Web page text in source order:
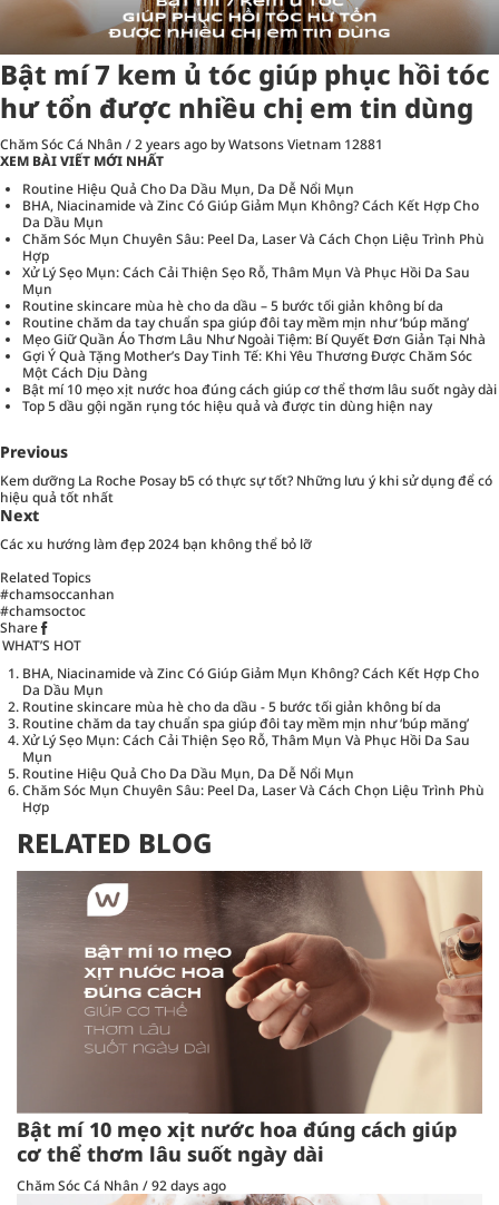
Bật mí 7 kem ủ tóc giúp phục hồi tóc
hư tổn được nhiều chị em tin dùng
Chăm Sóc Cá Nhân /2 years ago by Watsons Vietnam 12881
XEM BÀI VIẾT MỚI NHẤT
Routine Hiệu Quả Cho Da Dầu Mụn, Da Dễ Nổi Mụn
BHA, Niacinamide và Zinc Có Giúp Giảm Mụn Không? Cách Kết Hợp Cho
Da Dầu Mụn
Chăm Sóc Mụn Chuyên Sâu: Peel Da, Laser Và Cách Chọn Liệu Trình Phù
Hợp
Xử Lý Sẹo Mụn: Cách Cải Thiện Sẹo Rỗ, Thâm Mụn Và Phục Hồi Da Sau
Mụn
Routine skincare mùa hè cho da dầu – 5 bước tối giản không bí da
Routine chăm da tay chuẩn spa giúp đôi tay mềm mịn như ‘búp măng’
Mẹo Giữ Quần Áo Thơm Lâu Như Ngoài Tiệm: Bí Quyết Đơn Giản Tại Nhà
Gợi Ý Quà Tặng Mother’s Day Tinh Tế: Khi Yêu Thương Được Chăm Sóc
Một Cách Dịu Dàng
Bật mí 10 mẹo xịt nước hoa đúng cách giúp cơ thể thơm lâu suốt ngày dài
Top 5 dầu gội ngăn rụng tóc hiệu quả và được tin dùng hiện nay
Previous
Kem dưỡng La Roche Posay b5 có thực sự tốt? Những lưu ý khi sử dụng để có
hiệu quả tốt nhất
Next
Các xu hướng làm đẹp 2024 bạn không thể bỏ lỡ
Related Topics
#chamsoccanhan
#chamsoctoc
Share
WHAT’S HOT
BHA, Niacinamide và Zinc Có Giúp Giảm Mụn Không? Cách Kết Hợp Cho
Da Dầu Mụn
Routine skincare mùa hè cho da dầu - 5 bước tối giản không bí da
Routine chăm da tay chuẩn spa giúp đôi tay mềm mịn như ‘búp măng’
Xử Lý Sẹo Mụn: Cách Cải Thiện Sẹo Rỗ, Thâm Mụn Và Phục Hồi Da Sau
Mụn
Routine Hiệu Quả Cho Da Dầu Mụn, Da Dễ Nổi Mụn
Chăm Sóc Mụn Chuyên Sâu: Peel Da, Laser Và Cách Chọn Liệu Trình Phù
Hợp
RELATED BLOG
Bật mí 10 mẹo xịt nước hoa đúng cách giúp
cơ thể thơm lâu suốt ngày dài
Chăm Sóc Cá Nhân /92 days ago